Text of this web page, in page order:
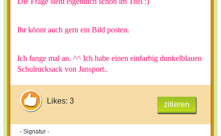
Ihr könnt auch gern ein Bild posten.
Ich fange mal an. ^^ Ich habe einen einfarbig dunkelblauen
Schulrucksack von Jansport..
Likes: 3 zitieren
- Signatur -